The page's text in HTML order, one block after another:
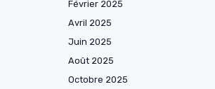
Février 2025
Avril 2025
Juin 2025
Août 2025
Octobre 2025